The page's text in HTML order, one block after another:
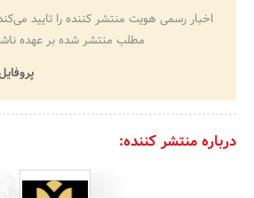
اخبار رسمی هویت منتشر کننده را تایید
مطلب منتشر شده بر عهده
درباره منتشر کننده: